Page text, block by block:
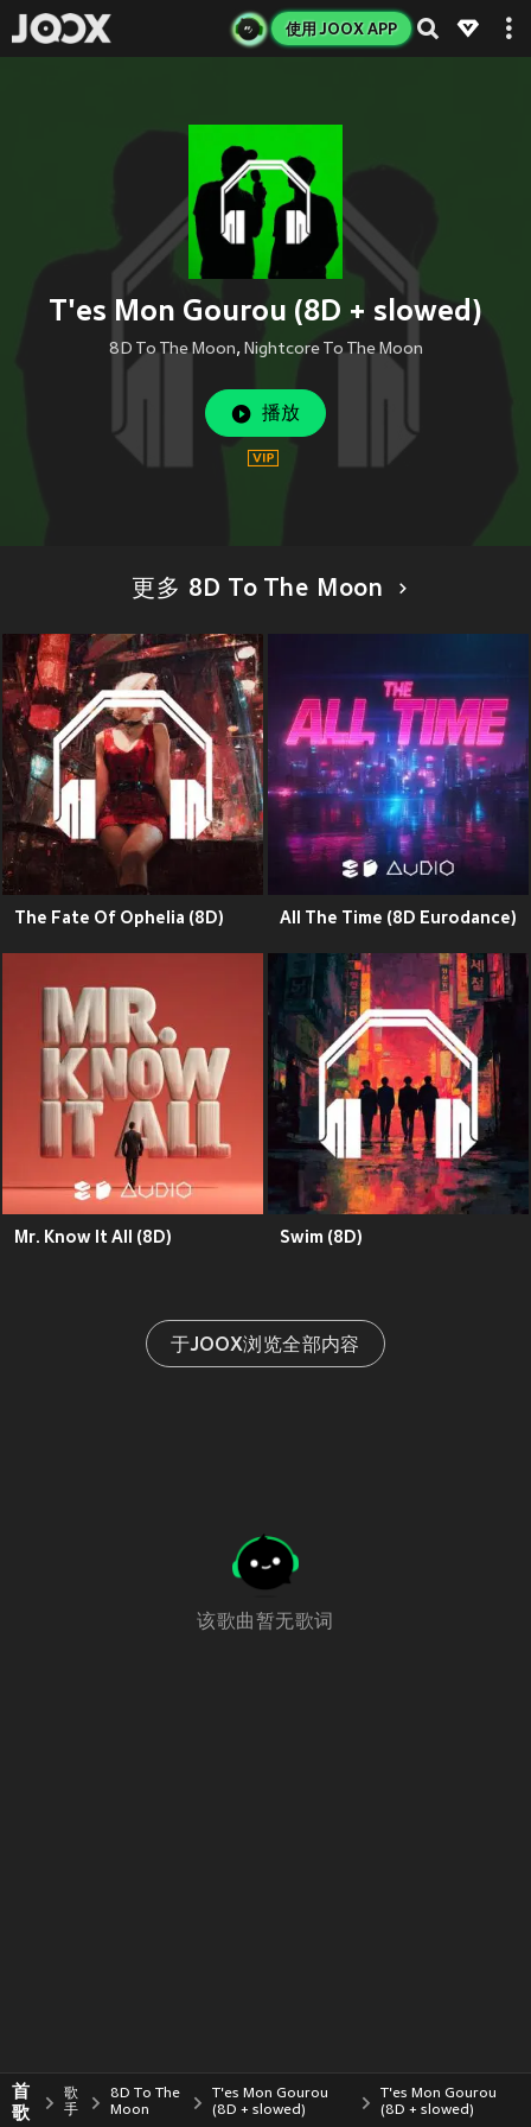
使用 JOOX APP
T'es Mon Gourou (8D + slowed)
8D To The Moon, Nightcore To The Moon
播放
更多 8D To The Moon
The Fate Of Ophelia (8D) All The Time (8D Eurodance)
Mr. Know It All (8D) Swim (8D)
于JOOX浏览全部内容
该歌曲暂无歌词
首
歌
歌
手
8D To The
Moon
T'es Mon Gourou
(8D + slowed)
T'es Mon Gourou
(8D + slowed)